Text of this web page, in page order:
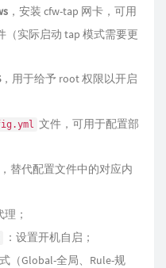
，安装 cfw-tap 网卡，可用
（实际启动 tap 模式需要更
，用于给予 root 权限以开启
文件，可用于配置部
替代配置文件中的对应内
；
：设置开机自启；
（Global-全局、Rule-规